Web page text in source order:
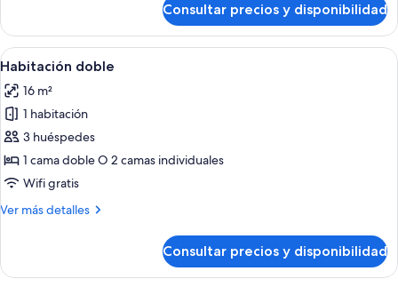
bed)
doble
(with
extra
Consultar precios y disponibilidad
Abrir
todas
las
fotos
de
Habitación
doble
Habitación de hotel con una cama,
5
Habitación doble
16 m²
1 habitación
3 huéspedes
1 cama doble O 2 camas individuales
Wifi gratis
Ver más detalles
Más
doble
Consultar precios y disponibilidad